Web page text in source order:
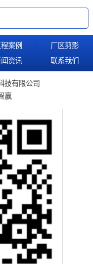
案例
厂区剪影
资讯 联系我们
技有限公司
赢